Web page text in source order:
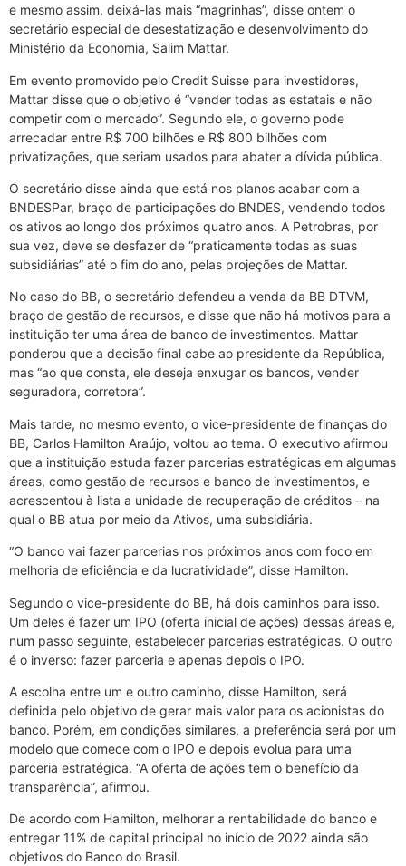
e mesmo assim, deixá-las mais “magrinhas”, disse ontem o
secretário especial de desestatização e desenvolvimento do
Ministério da Economia, Salim Mattar.
Em evento promovido pelo Credit Suisse para investidores,
Mattar disse que o objetivo é “vender todas as estatais e não
competir com o mercado”. Segundo ele, o governo pode
arrecadar entre R$ 700 bilhões e R$ 800 bilhões com
privatizações, que seriam usados para abater a dívida pública.
O secretário disse ainda que está nos planos acabar com a
BNDESPar, braço de participações do BNDES, vendendo todos
os ativos ao longo dos próximos quatro anos. A Petrobras, por
sua vez, deve se desfazer de “praticamente todas as suas
subsidiárias” até o fim do ano, pelas projeções de Mattar.
No caso do BB, o secretário defendeu a venda da BB DTVM,
braço de gestão de recursos, e disse que não há motivos para a
instituição ter uma área de banco de investimentos. Mattar
ponderou que a decisão final cabe ao presidente da República,
mas “ao que consta, ele deseja enxugar os bancos, vender
seguradora, corretora”.
Mais tarde, no mesmo evento, o vice-presidente de finanças do
BB, Carlos Hamilton Araújo, voltou ao tema. O executivo afirmou
que a instituição estuda fazer parcerias estratégicas em algumas
áreas, como gestão de recursos e banco de investimentos, e
acrescentou à lista a unidade de recuperação de créditos – na
qual o BB atua por meio da Ativos, uma subsidiária.
“O banco vai fazer parcerias nos próximos anos com foco em
melhoria de eficiência e da lucratividade”, disse Hamilton.
Segundo o vice-presidente do BB, há dois caminhos para isso.
Um deles é fazer um IPO (oferta inicial de ações) dessas áreas e,
num passo seguinte, estabelecer parcerias estratégicas. O outro
é o inverso: fazer parceria e apenas depois o IPO.
A escolha entre um e outro caminho, disse Hamilton, será
definida pelo objetivo de gerar mais valor para os acionistas do
banco. Porém, em condições similares, a preferência será por um
modelo que comece com o IPO e depois evolua para uma
parceria estratégica. “A oferta de ações tem o benefício da
transparência”, afirmou.
De acordo com Hamilton, melhorar a rentabilidade do banco e
entregar 11% de capital principal no início de 2022 ainda são
objetivos do Banco do Brasil.